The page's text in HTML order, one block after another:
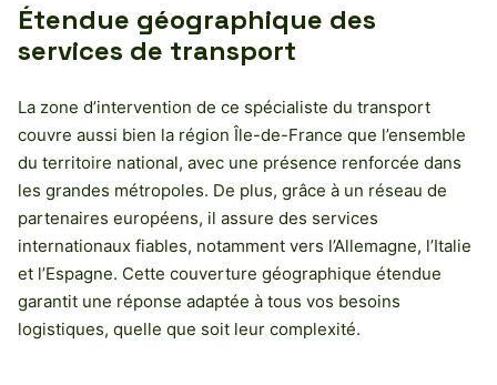
Étendue géographique des
services de transport
La zone d’intervention de ce spécialiste du transport
couvre aussi bien la région Île-de-France que l’ensemble
du territoire national, avec une présence renforcée dans
les grandes métropoles. De plus, grâce à un réseau de
partenaires européens, il assure des services
internationaux fiables, notamment vers l’Allemagne, l’Italie
et l’Espagne. Cette couverture géographique étendue
garantit une réponse adaptée à tous vos besoins
logistiques, quelle que soit leur complexité.